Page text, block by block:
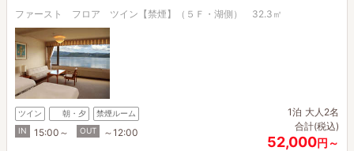
ファースト フロア ツイン【禁煙】（５Ｆ・湖側） 32.3㎡
ツイン 朝・夕
禁煙ルーム
IN
15:00～ OUT ～12:00
1泊 大人2名
合計(税込)
52,000円～